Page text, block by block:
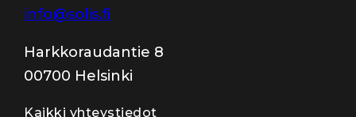
info@solis.fi
Harkkoraudantie 8
00700 Helsinki
Kaikki yhteystiedot